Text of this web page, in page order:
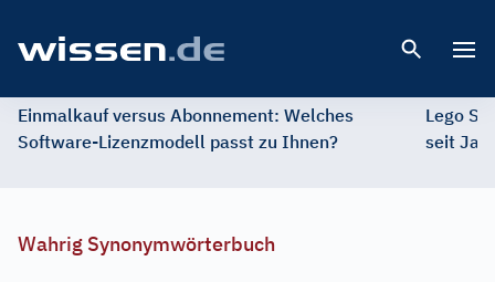
Einmalkauf versus Abonnement: Welches
Software-Lizenzmodell passt zu Ihnen?
Lego
seit
Wahrig Synonymwörterbuch